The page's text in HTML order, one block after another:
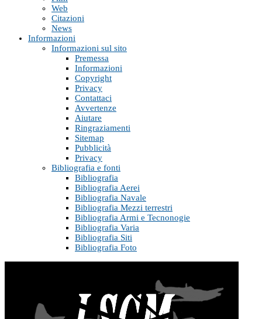
Web
Citazioni
News
Informazioni
Informazioni sul sito
Premessa
Informazioni
Copyright
Privacy
Contattaci
Avvertenze
Aiutare
Ringraziamenti
Sitemap
Pubblicità
Privacy
Bibliografia e fonti
Bibliografia
Bibliografia Aerei
Bibliografia Navale
Bibliografia Mezzi terrestri
Bibliografia Armi e Tecnonogie
Bibliografia Varia
Bibliografia Siti
Bibliografia Foto